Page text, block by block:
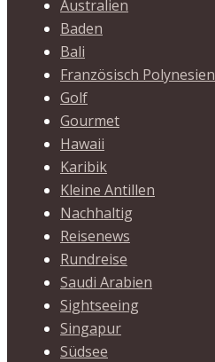
Australien
Baden
Bali
Französisch Polynesien
Golf
Gourmet
Hawaii
Karibik
Kleine Antillen
Nachhaltig
Reisenews
Rundreise
Saudi Arabien
Sightseeing
Singapur
Südsee